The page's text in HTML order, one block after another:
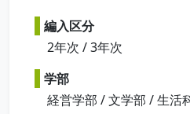
編入区分
2年次 / 3年次
学部
経営学部 / 文学部 / 生活